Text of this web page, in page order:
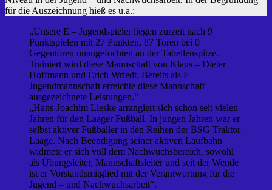
für die Auszeichnung hieß es u.a.:
„Unsere E – Jugendspieler liegen zurzeit nach 9
Punktspielen mit 27 Punkten, 87 Toren bei 0
Gegentoren unangefochten an der Tabellenspitze.
Trainiert wird diese Mannschaft von Klaus – Dieter
Hoffmann und Erich Wriedt. Bereits als F–
Jugendmannschaft erreichte diese Mannschaft
ausgezeichnete Leistungen.“
„Hans-Joachim Lieske arrangiert sich schon seit vielen
Jahren für den Laager Fußball. In jungen Jahren war er
selbst aktiver Fußballer in den Reihen der BSG Traktor
Laage. Nach Beendigung seiner aktiven Laufbahn
widmete er sich voll dem Nachwuchsbereich, sowohl
als Übungsleiter, Mannschaftsleiter und seit der Wende
ist er Vorstandsmitglied mit der Verantwortung für die
Jugend – und Nachwuchsarbeit“.